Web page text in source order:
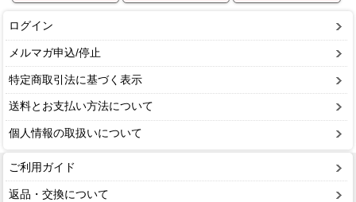
ログイン
メルマガ申込/停止
特定商取引法に基づく表示
送料とお支払い方法について
個人情報の取扱いについて
ご利用ガイド
返品・交換について